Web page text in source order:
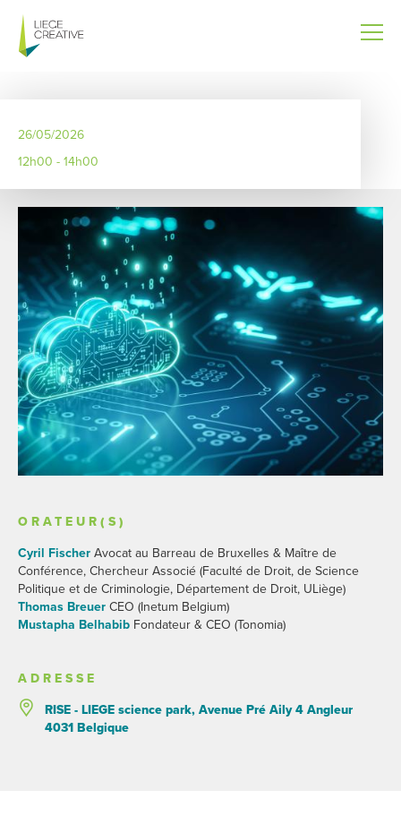
contenu
principal
26/05/2026
12h00 - 14h00
ORATEUR(S)
Cyril Fischer Avocat au Barreau de Bruxelles & Maître de
Conférence, Chercheur Associé (Faculté de Droit, de Science
Politique et de Criminologie, Département de Droit, ULiège)
Thomas Breuer CEO (Inetum Belgium)
Mustapha Belhabib Fondateur & CEO (Tonomia)
ADRESSE
RISE - LIEGE science park, Avenue Pré Aily 4 Angleur
4031 Belgique